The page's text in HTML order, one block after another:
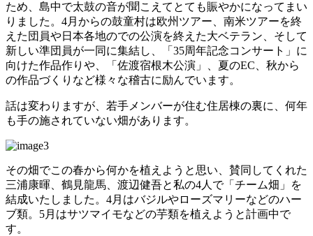
ため、島中で太鼓の音が聞こえてとても賑やかになってまい
りました。4月からの鼓童村は欧州ツアー、南米ツアーを終
えた団員や日本各地のでの公演を終えた大ベテラン、そして
新しい準団員が一同に集結し、「35周年記念コンサート」に
向けた作品作りや、「佐渡宿根木公演」、夏のEC、秋から
の作品づくりなど様々な稽古に励んでいます。
話は変わりますが、若手メンバーが住む住居棟の裏に、何年
も手の施されていない畑があります。
その畑でこの春から何かを植えようと思い、 賛同してくれた
三浦康暉、鶴見龍馬、渡辺健吾と私の4人で「チーム畑」を
結成いたしました。4月はバジルやローズマリーなどのハー
ブ類。5月はサツマイモなどの芋類を植えようと計画中で
す。